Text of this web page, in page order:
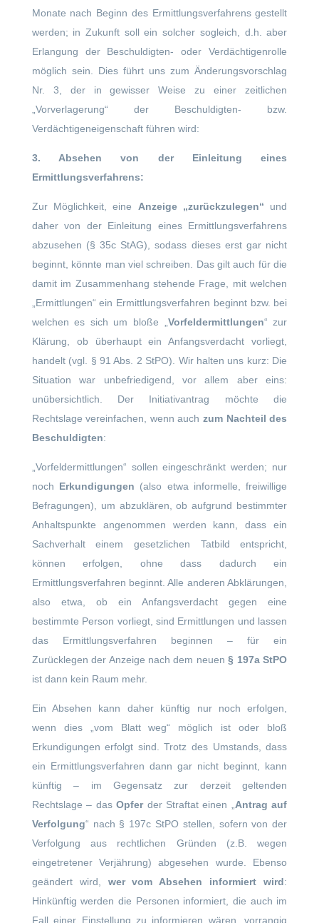
Monate nach Beginn des Ermittlungsverfahrens gestellt
werden; in Zukunft soll ein solcher sogleich, d.h. aber
Erlangung der Beschuldigten- oder Verdächtigenrolle
möglich sein. Dies führt uns zum Änderungsvorschlag
Nr. 3, der in gewisser Weise zu einer zeitlichen
„Vorverlagerung“ der Beschuldigten- bzw.
Verdächtigeneigenschaft führen wird:
3. Absehen von der Einleitung eines
Ermittlungsverfahrens:
Zur Möglichkeit, eine Anzeige „zurückzulegen“ und
daher von der Einleitung eines Ermittlungsverfahrens
abzusehen (§ 35c StAG), sodass dieses erst gar nicht
beginnt, könnte man viel schreiben. Das gilt auch für die
damit im Zusammenhang stehende Frage, mit welchen
„Ermittlungen“ ein Ermittlungsverfahren beginnt bzw. bei
welchen es sich um bloße „ Vorfeldermittlungen“ zur
Klärung, ob überhaupt ein Anfangsverdacht vorliegt,
handelt (vgl. § 91 Abs. 2 StPO). Wir halten uns kurz: Die
Situation war unbefriedigend, vor allem aber eins:
unübersichtlich. Der Initiativantrag möchte die
Rechtslage vereinfachen, wenn auchzum Nachteil des
Beschuldigten:
„Vorfeldermittlungen“ sollen eingeschränkt werden; nur
noch Erkundigungen (also etwa informelle, freiwillige
Befragungen), um abzuklären, ob aufgrund bestimmter
Anhaltspunkte angenommen werden kann, dass ein
Sachverhalt einem gesetzlichen Tatbild entspricht,
können erfolgen, ohne dass dadurch ein
Ermittlungsverfahren beginnt. Alle anderen Abklärungen,
also etwa, ob ein Anfangsverdacht gegen eine
bestimmte Person vorliegt, sind Ermittlungen und lassen
das Ermittlungsverfahren beginnen – für ein
Zurücklegen der Anzeige nach dem neuen§ 197a StPO
ist dann kein Raum mehr.
Ein Absehen kann daher künftig nur noch erfolgen,
wenn dies „vom Blatt weg“ möglich ist oder bloß
Erkundigungen erfolgt sind. Trotz des Umstands, dass
ein Ermittlungsverfahren dann gar nicht beginnt, kann
künftig – im Gegensatz zur derzeit geltenden
Rechtslage – dasOpferder Straftat einen „ Antrag auf
Verfolgung“ nach § 197c StPO stellen, sofern von der
Verfolgung aus rechtlichen Gründen (z.B. wegen
eingetretener Verjährung) abgesehen wurde. Ebenso
geändert wird, wer vom Absehen informiert wird:
Hinkünftig werden die Personen informiert, die auch im
Fall einer Einstellung zu informieren wären, vorrangig